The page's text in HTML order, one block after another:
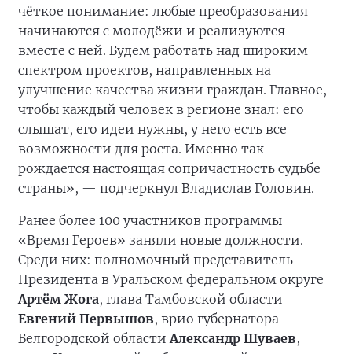
чёткое понимание: любые преобразования
начинаются с молодёжи и реализуются
вместе с ней. Будем работать над широким
спектром проектов, направленных на
улучшение качества жизни граждан. Главное,
чтобы каждый человек в регионе знал: его
слышат, его идеи нужны, у него есть все
возможности для роста. Именно так
рождается настоящая сопричастность судьбе
страны», — подчеркнул Владислав Головин.
Ранее более 100 участников программы
«Время Героев» заняли новые должности.
Среди них: полномочный представитель
Президента в Уральском федеральном округе
Артём Жога, глава Тамбовской области
Евгений Первышов, врио губернатора
Белгородской областиАлександр Шуваев,